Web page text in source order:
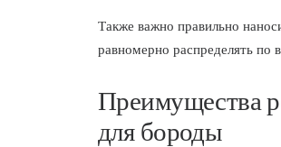
Также важно правильно
равномерно распределять по
Преимущества
для бороды